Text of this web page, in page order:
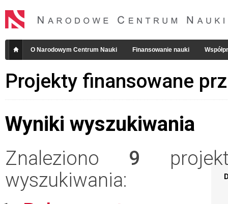
O Narodowym Centrum Nauki Finansowanie nauki
Projekty finansowane
Wyniki wyszukiwania
Znaleziono 9
wyszukiwania: